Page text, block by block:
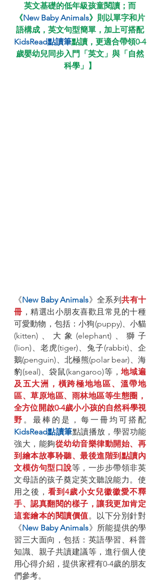
英文基礎的低年級孩童閱讀；而
《New Baby Animals》則以單字和片
語構成，英文句型簡單，加上可搭配
KidsRead點讀筆點讀，更適合帶領0-4
歲嬰幼兒同步入門「英文」與「自然
科學」】
《New Baby Animals》全系列共有十
冊 ，精選出小朋友喜歡且常見的十種
可愛動物，包括：小狗(puppy)、小貓
(kitten)、大象(elephant)、獅子
(lion)、老虎(tiger)、兔子(rabbit)、企
鵝(penguin)、北極熊(polar bear)、海
豹(seal)、袋鼠(kangaroo)等，地域遍
及五大洲，橫跨極地地區、溫帶地
區、草原地區、雨林地區等生態圈，
全方位開啟0-4歲小小孩的自然科學視
野 。最棒的是，每一冊均可搭配
KidsRead點讀筆點讀播放，學習功能
強大，能夠從幼幼音樂律動開始、再
到繪本故事聆聽、最後進階到點讀內
文模仿句型口說等，一步步帶領非英
文母語的孩子奠定英文聽說能力。使
用之後，看到4歲小女兒徽徽愛不釋
手、認真翻閱的樣子，讓我更加肯定
這套繪本的閱讀價值。以下分別針對
《New Baby Animals》所能提供的學
習三大面向，包括：英語學習、科普
知識、親子共讀建議等，進行個人使
用心得介紹，提供家裡有0-4歲的朋友
們參考。